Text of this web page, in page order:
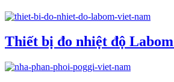
Thiết bị đo nhiệt độ